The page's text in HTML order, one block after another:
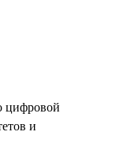
цифровой
и